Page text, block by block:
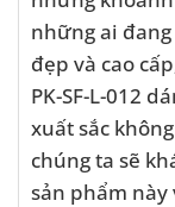
những ai
đẹp và cao
PK-SF-L-012
xuất sắc
chúng ta sẽ
sản phẩm này